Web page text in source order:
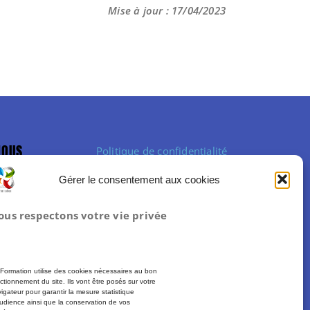
Gérer le consentement aux cookies
respectons votre vie privée
utilise des cookies nécessaires au bon
du site. Ils vont être posés sur votre
pour garantir la mesure statistique
ainsi que la conservation de vos
Mise à jour : 17/04/2023
Politique de confidentialité
Mentions légales